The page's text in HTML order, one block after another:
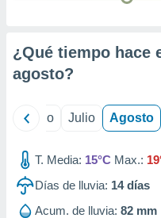
¿Qué tiempo hace
agosto?
Junio Julio Agosto
T. Media: 15°C Max.:
Días de lluvia: 14días
Acum. de lluvia: 82 mm